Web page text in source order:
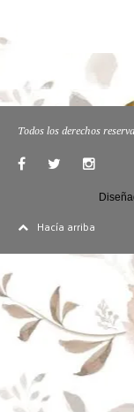
Todos los derechos
Hacía arriba